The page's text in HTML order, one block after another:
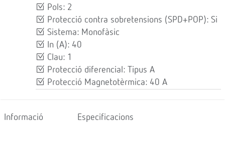
Pols: 2
Protecció contra sobretensions (SPD+POP): Si
Sistema: Monofàsic
In (A): 40
Clau: 1
Protecció diferencial: Tipus A
Protecció Magnetotèrmica: 40 A
Informació Especificacions